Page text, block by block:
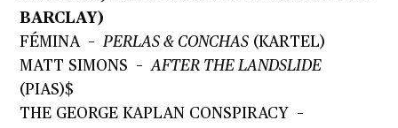
BARCLAY)
FÉMINA – PERLAS & CONCHAS (KARTEL)
MATT SIMONS –AFTER THE LANDSLIDE
(PIAS)$
THE GEORGE KAPLAN CONSPIRACY –